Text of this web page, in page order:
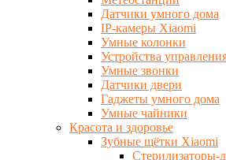
Датчики умного дома
IP-камеры Xiaomi
Умные колонки
Устройства
Умные звонки
Датчики двери
Гаджеты умного дома
Умные чайники
Красота и здоровье
Зубные щётки Xiaomi
Стерилизаторы-